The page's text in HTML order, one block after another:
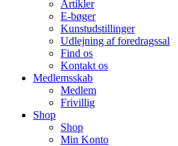
Artikler
E-bøger
Kunstudstillinger
Udlejning af foredragssal
Find os
Kontakt os
Medlemsskab
Medlem
Frivillig
Shop
Shop
Min Konto